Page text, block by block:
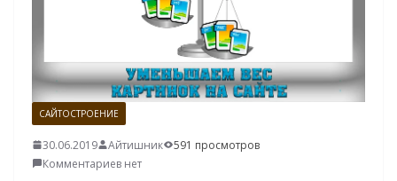
САЙТОСТРОЕНИЕ
30.06.2019 Айтишник
591 просмотров
Комментариев нет